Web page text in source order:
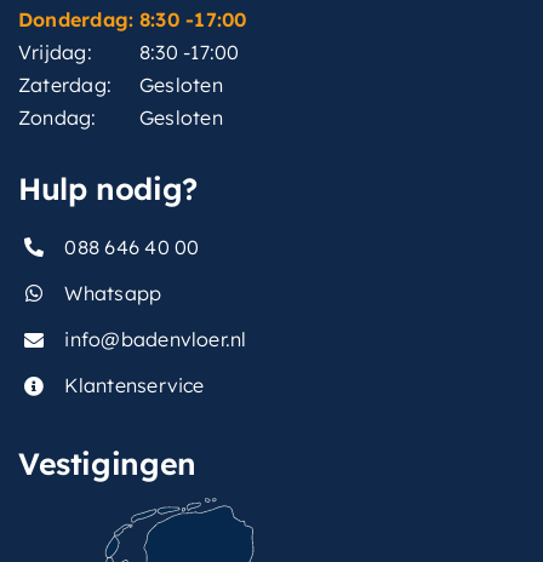
Donderdag: 8:30 -17:00
Vrijdag:
8:30 -17:00
Zaterdag:
Gesloten
Zondag:
Gesloten
Hulp nodig?
088 646 40 00
Whatsapp
info@badenvloer.nl
Klantenservice
Vestigingen